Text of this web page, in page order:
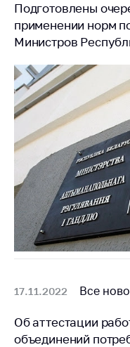
орган
Важное на
Сообщить о
цен
на
средства,
медицинского
назначения и
медицинскую
технику
Решение
по
факта
Подготовлены
применении норм
Министров
17.11.2022 Все
Об аттестации
объединений